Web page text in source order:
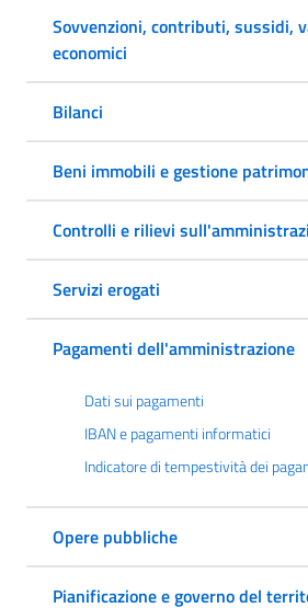
Sovvenzioni, contributi, sussidi,
economici
Bilanci
Beni immobili e gestione
Controlli e rilievi
Servizi erogati
Pagamenti dell'amministrazione
Dati sui pagamenti
IBAN e pagamenti informatici
Indicatore di tempestività dei
Opere pubbliche
Pianificazione e governo del